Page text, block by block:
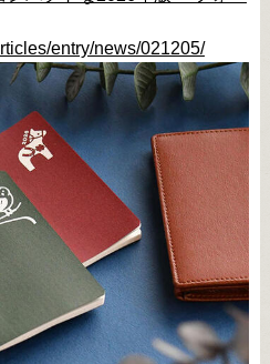
entry/news/021205/